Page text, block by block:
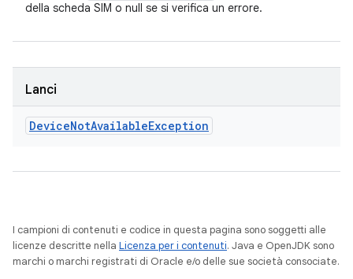
della scheda SIM o null se si verifica un errore.
Lanci
DeviceNotAvailableException
I campioni di contenuti e codice in questa pagina sono soggetti alle
licenze descritte nella Licenza per i contenuti. Java e OpenJDK sono
marchi o marchi registrati di Oracle e/o delle sue società consociate.